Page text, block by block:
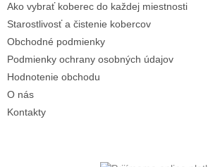
Ako vybrať koberec do každej miestnosti
Starostlivosť a čistenie kobercov
Obchodné podmienky
Podmienky ochrany osobných údajov
Hodnotenie obchodu
O nás
Kontakty